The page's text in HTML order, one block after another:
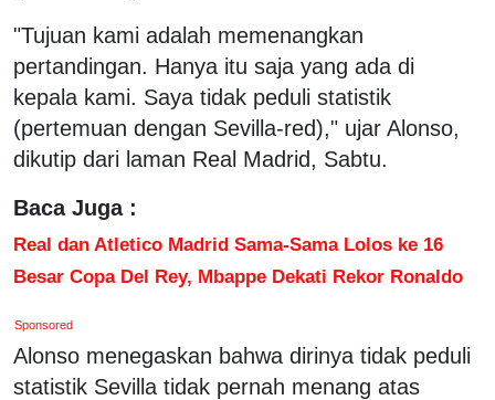
"Tujuan kami adalah memenangkan
pertandingan. Hanya itu saja yang ada di
kepala kami. Saya tidak peduli statistik
(pertemuan dengan Sevilla-red)," ujar Alonso,
dikutip dari laman Real Madrid, Sabtu.
Baca Juga :
Real dan Atletico Madrid Sama-Sama Lolos ke 16
Besar Copa Del Rey, Mbappe Dekati Rekor Ronaldo
Sponsored
Alonso menegaskan bahwa dirinya tidak peduli
statistik Sevilla tidak pernah menang atas